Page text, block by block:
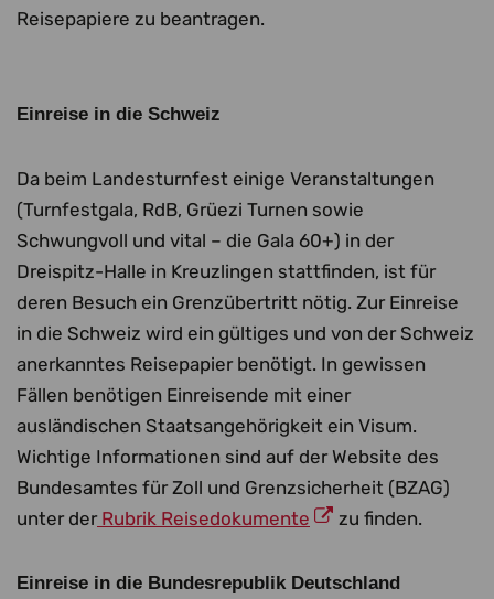
Reisepapiere zu beantragen.
Einreise in die Schweiz
Da beim Landesturnfest einige Veranstaltungen
(Turnfestgala, RdB, Grüezi Turnen sowie
Schwungvoll und vital – die Gala 60+) in der
Dreispitz-Halle in Kreuzlingen stattfinden, ist für
deren Besuch ein Grenzübertritt nötig. Zur Einreise
in die Schweiz wird ein gültiges und von der Schweiz
anerkanntes Reisepapier benötigt. In gewissen
Fällen benötigen Einreisende mit einer
ausländischen Staatsangehörigkeit ein Visum.
Wichtige Informationen sind auf der Website des
Bundesamtes für Zoll und Grenzsicherheit (BZAG)
unter derRubrik Reisedokumente zu finden.
Einreise in die Bundesrepublik Deutschland